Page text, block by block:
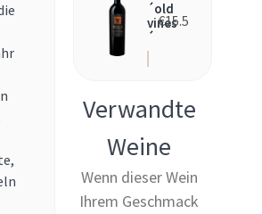
´old
vines
´
€15.5
Verwandte
Weine
Wenn dieser Wein
Ihrem Geschmack